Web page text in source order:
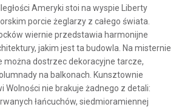
Ameryki stoi na wyspie Liberty
porcie żeglarzy z całego świata.
wiernie przedstawia harmonijne
jakim jest ta budowla. Na misternie
można dostrzec dekoracyjne tarcze,
na balkonach. Kunsztownie
Wolności nie brakuje żadnego z detali:
łańcuchów, siedmioramiennej